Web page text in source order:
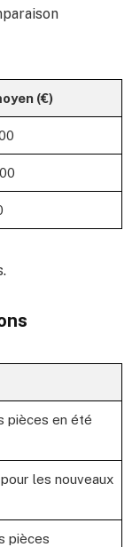
(€)
pièces en été
les nouveaux
pièces